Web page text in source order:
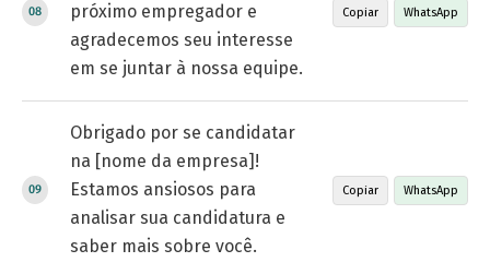
próximo empregador e
agradecemos seu interesse
em se juntar à nossa equipe.
Copiar WhatsApp
Obrigado por se candidatar
na [nome da empresa]!
Estamos ansiosos para
analisar sua candidatura e
saber mais sobre você.
Copiar WhatsApp